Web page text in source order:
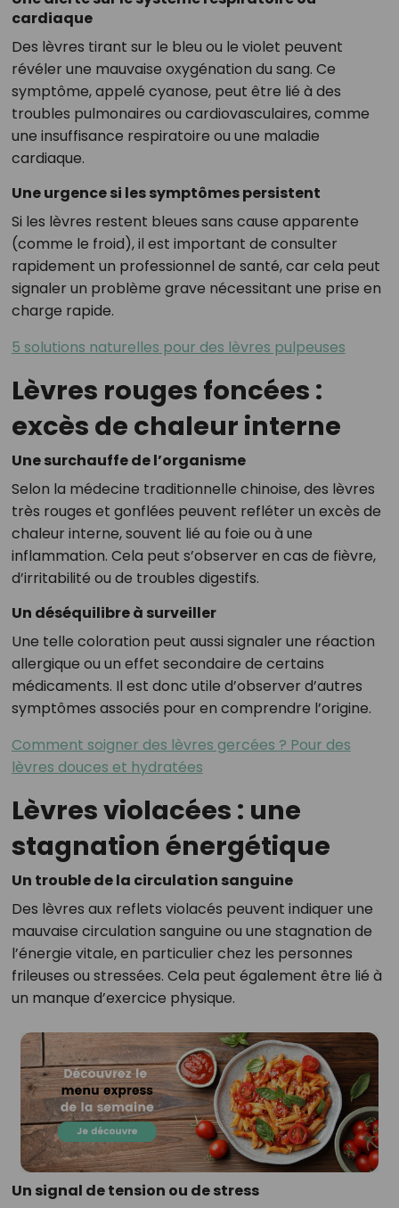
cardiaque
Des lèvres tirant sur le bleu ou le violet peuvent
révéler une mauvaise oxygénation du sang. Ce
symptôme, appelé cyanose, peut être lié à des
troubles pulmonaires ou cardiovasculaires, comme
une insuffisance respiratoire ou une maladie
cardiaque.
Une urgence si les symptômes persistent
Si les lèvres restent bleues sans cause apparente
(comme le froid), il est important de consulter
rapidement un professionnel de santé, car cela peut
signaler un problème grave nécessitant une prise en
charge rapide.
5 solutions naturelles pour des lèvres pulpeuses
Lèvres rouges foncées :
excès de chaleur interne
Une surchauffe de l’organisme
Selon la médecine traditionnelle chinoise, des lèvres
très rouges et gonflées peuvent refléter un excès de
chaleur interne, souvent lié au foie ou à une
inflammation. Cela peut s’observer en cas de fièvre,
d’irritabilité ou de troubles digestifs.
Un déséquilibre à surveiller
Une telle coloration peut aussi signaler une réaction
allergique ou un effet secondaire de certains
médicaments. Il est donc utile d’observer d’autres
symptômes associés pour en comprendre l’origine.
Comment soigner des lèvres gercées ? Pour des
lèvres douces et hydratées
Lèvres violacées : une
stagnation énergétique
Un trouble de la circulation sanguine
Des lèvres aux reflets violacés peuvent indiquer une
mauvaise circulation sanguine ou une stagnation de
l’énergie vitale, en particulier chez les personnes
frileuses ou stressées. Cela peut également être lié à
un manque d’exercice physique.
Un signal de tension ou de stress